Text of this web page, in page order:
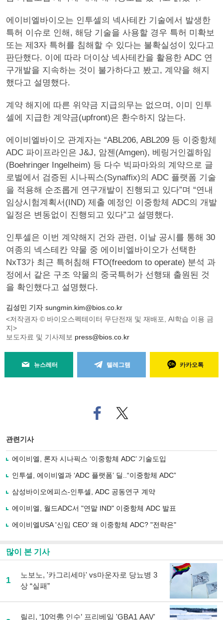
에이비엘바이오는 인투셀의 넥사테칸 기술에서 발생한
특허 이슈로 인해, 해당 기술을 사용할 경우 특허 미확보
또는 제3자 특허를 침해할 수 있다는 불확실성이 있다고
판단했다. 이에 따라 더이상 넥사테칸을 활용한 ADC 연
구개발을 지속하는 것이 불가하다고 봤고, 계약을 해지
했다고 설명했다.
계약 해지에 따른 위약금 지급의무는 없으며, 이미 인투
셀에 지급한 계약금(upfront)은 환수하지 않는다.
에이비엘바이오 관계자는 “ABL206, ABL209 등 이중항체
ADC 파이프라인은 J&J, 암젠(Amgen), 베링거인겔하임
(Boehringer Ingelheim) 등 다수 빅파마와의 계약으로 글
로벌에서 검증된 시나픽스(Synaffix)의 ADC 플랫폼 기술
을 적용해 순조롭게 연구개발이 진행되고 있다”며 “연내
임상시험계획서(IND) 제출 예정인 이중항체 ADC의 개발
일정은 변동없이 진행되고 있다”고 설명했다.
인투셀은 이번 계약해지 건와 관련, 이날 공시를 통해 30
여종의 넥스테칸 약물 중 에이비엘바이오가 선택한
NxT3가 최근 특허침해 FTO(freedom to operate) 분석 과
정에서 같은 구조 약물의 중국특허가 선행돼 출원된 것
을 확인했다고 설명했다.
김성민 기자 sungmin.kim@bios.co.kr
<저작권자 © 바이오스펙테이터 무단전재 및 재배포, AI학습 이용 금
지>
보도자료 및 기사제보 press@bios.co.kr
뉴스레터 텔레그램 카카오톡
페
이
로
기
사
유
기
트위
터로
관련기사
에이비엘, 론자 시나픽스 ‘이중항체 ADC’ 기술도입
인투셀, 에이비엘과 ‘ADC 플랫폼’ 딜..“이중항체 ADC”
삼성바이오에피스-인투셀, ADC 공동연구 계약
에이비엘, 월드ADC서 "연말 IND" 이중항체 ADC 발표
에이비엘USA '신임 CEO' 왜 이중항체 ADC? "전략은"
많이 본 기사
1
노보노, '카그리세마' vs마운자로 당뇨병 3
상 “실패”
릴리, ‘10억弗 인수’ 프리베일 'GBA1 AAV'